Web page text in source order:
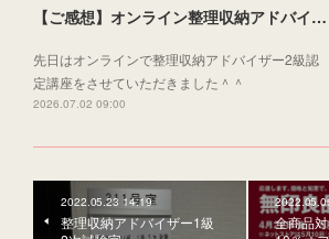
【ご感想】オンライン整理収納アドバイザー2級認定講座
先日はオンラインで整理収納アドバイザー2級認
定講座をさせていただきました＾＾
2026.07.02 09:00
2022.05.23 14:19
整理収納アドバイザー1級
全商品